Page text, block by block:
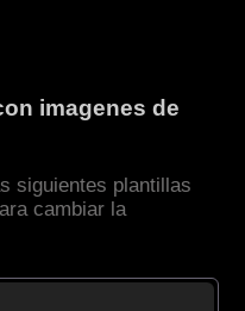
imagenes de
siguientes plantillas
cambiar la